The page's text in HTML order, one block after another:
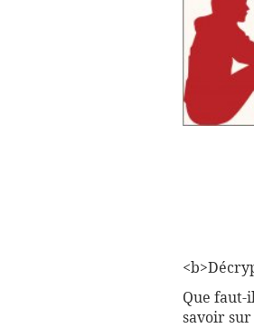
Que faut-
savoir